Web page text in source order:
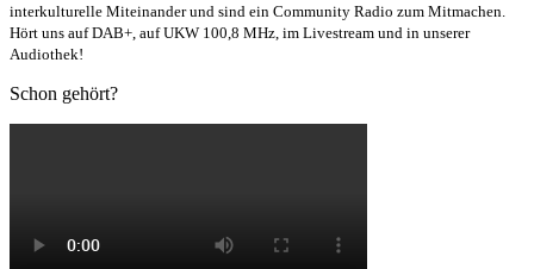
interkulturelle Miteinander und sind ein Community Radio zum Mitmachen.
Hört uns auf DAB+, auf UKW 100,8 MHz, im Livestream und in unserer
Audiothek!
Schon gehört?